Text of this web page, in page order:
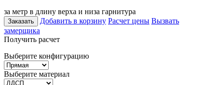
за метр в длину верха и низа гарнитура
Заказать Добавить в корзину Расчет цены Вызвать
замерщика
Получить расчет
Выберите конфигурацию
Выберите материал